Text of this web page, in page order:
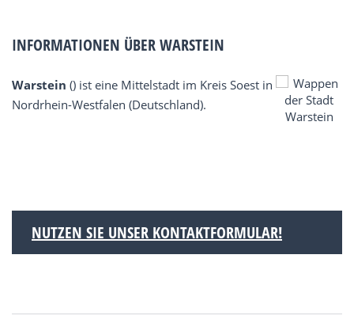
INFORMATIONEN ÜBER WARSTEIN
Warstein () ist eine Mittelstadt im Kreis Soest in
Nordrhein-Westfalen (Deutschland).
NUTZEN SIE UNSER KONTAKTFORMULAR!